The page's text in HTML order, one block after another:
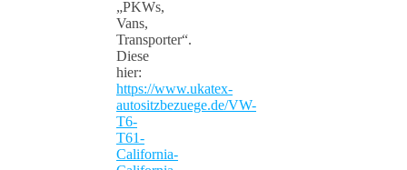
„PKWs,
Vans,
Transporter“.
Diese
hier:
https://www.ukatex-
autositzbezuege.de/VW-
T6-
T61-
California-